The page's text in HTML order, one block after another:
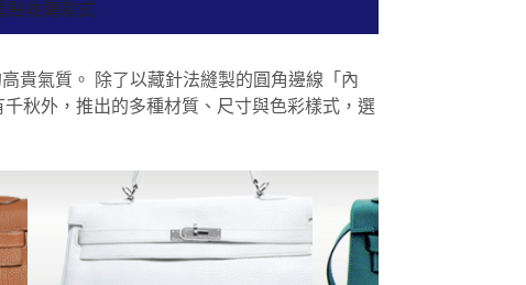
點收購款式
貴氣質。 除了以藏針法縫製的圓角邊線「內
秋外，推出的多種材質、尺寸與色彩樣式，選